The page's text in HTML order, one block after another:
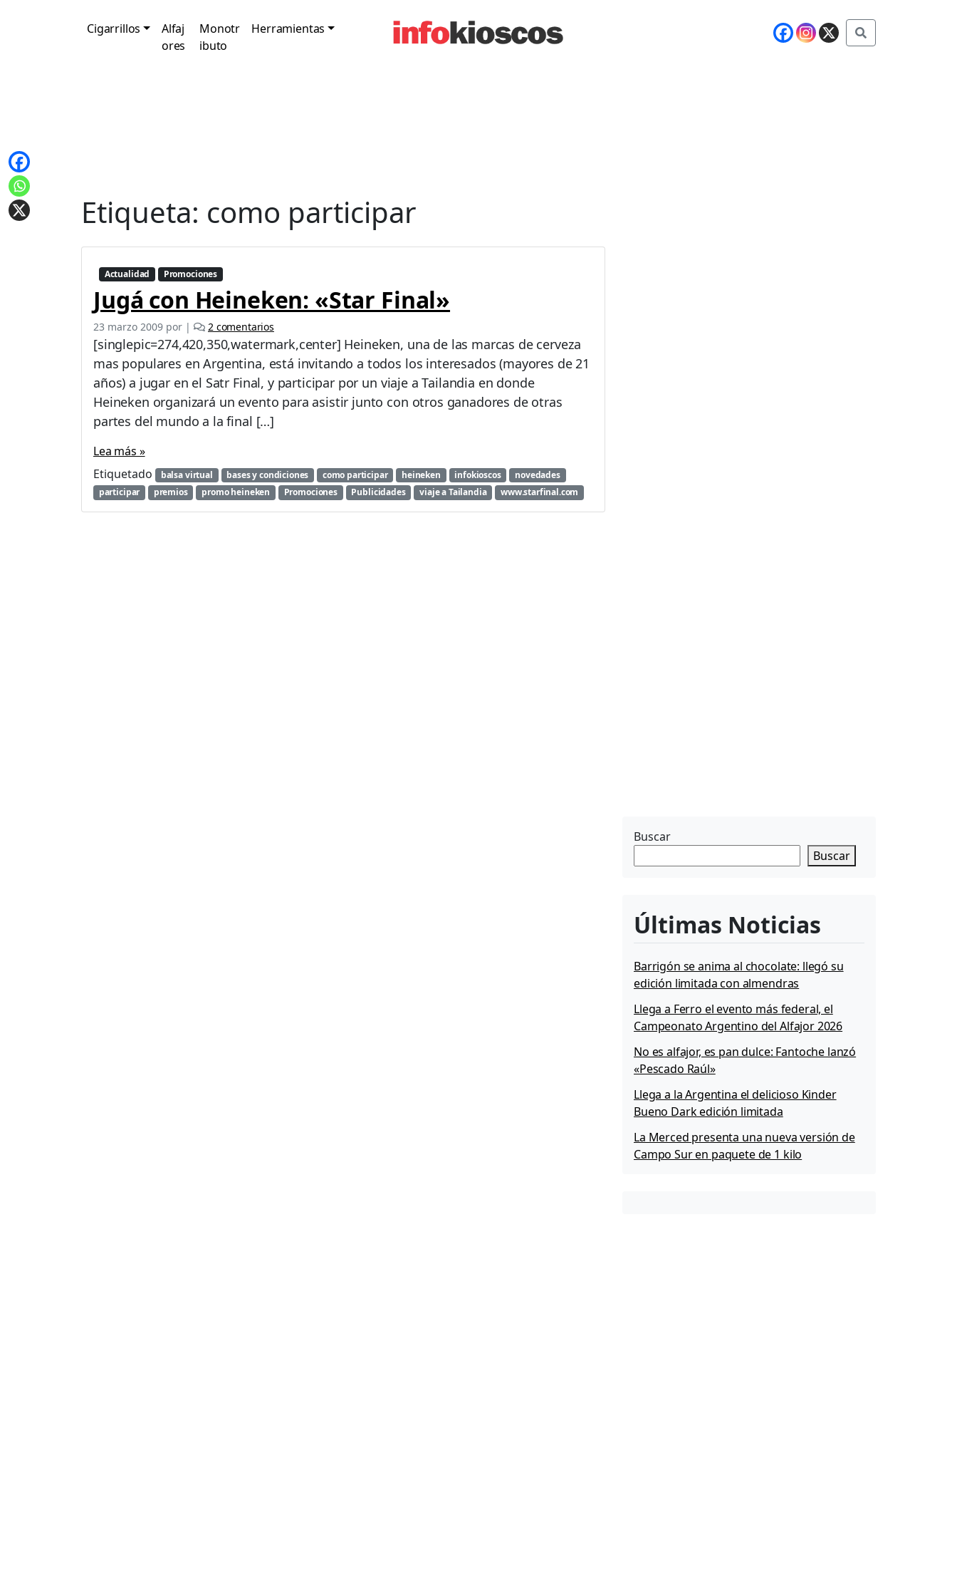
Cigarrillos
Alfaj
ores
Monotr
ibuto
Herramientas
Etiqueta: como participar
Actualidad Promociones
Jugá con Heineken: «Star Final»
23 marzo 2009 por | 2 comentariose
n
u
g
á
c
o
e
i
n
[singlepic=274,420,350,watermark,center] Heineken, una de las marcas de cerveza
mas populares en Argentina, está invitando a todos los interesados (mayores de 21
años) a jugar en el Satr Final, y participar por un viaje a Tailandia en donde
Heineken organizará un evento para asistir junto con otros ganadores de otras
partes del mundo a la final […]
Lea más »
Etiquetado
balsa virtual bases y condiciones como participar heineken infokioscos
novedades
participar
premios promo heineken Promociones Publicidades viaje a Tailandia www.starfinal.com
Buscar
Buscar
Últimas Noticias
Barrigón se anima al chocolate: llegó su
edición limitada con almendras
Llega a Ferro el evento más federal, el
Campeonato Argentino del Alfajor 2026
No es alfajor, es pan dulce: Fantoche lanzó
«Pescado Raúl»
Llega a la Argentina el delicioso Kinder
Bueno Dark edición limitada
La Merced presenta una nueva versión de
Campo Sur en paquete de 1 kilo